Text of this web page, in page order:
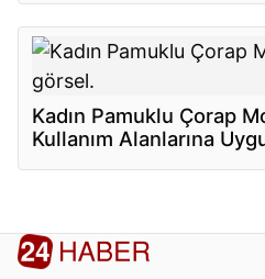
Kadın Pamuklu Çorap
Kullanım Alanlarına